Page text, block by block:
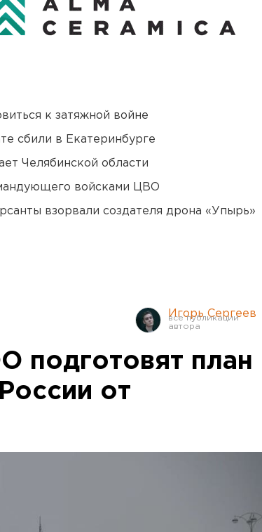
к затяжной войне
сбили в Екатеринбурге
Челябинской области
войсками ЦВО
взорвали создателя дрона «Упырь»
Игорь Сергеев
подготовят план
от